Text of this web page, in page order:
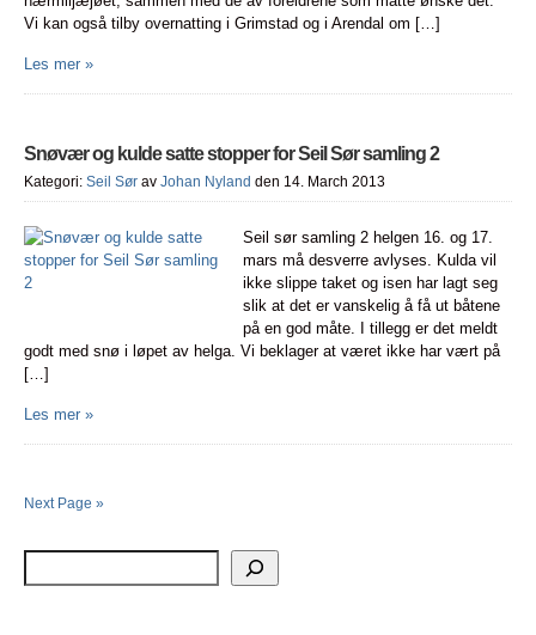
Vi kan også tilby overnatting i Grimstad og i Arendal om […]
Les mer »
Snøvær og kulde satte stopper for Seil Sør samling 2
Kategori: Seil Sør av Johan Nyland den 14. March 2013
Seil sør samling 2 helgen 16. og 17.
mars må desverre avlyses. Kulda vil
ikke slippe taket og isen har lagt seg
slik at det er vanskelig å få ut båtene
på en god måte. I tillegg er det meldt
godt med snø i løpet av helga. Vi beklager at været ikke har vært på
[…]
Les mer »
Next Page »